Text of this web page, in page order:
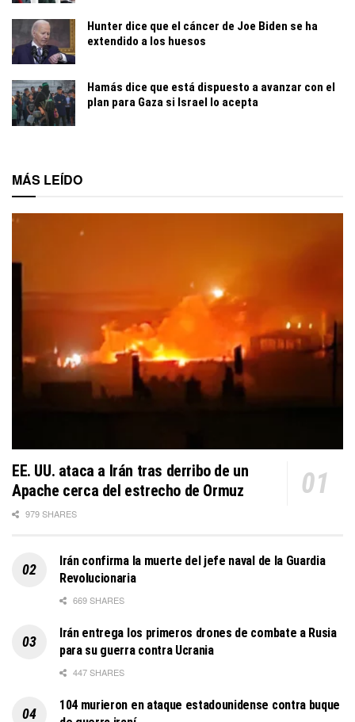
Hunter dice que el cáncer de Joe Biden se ha
extendido a los huesos
Hamás dice que está dispuesto a avanzar con el
plan para Gaza si Israel lo acepta
MÁS LEÍDO
EE. UU. ataca a Irán tras derribo de un
Apache cerca del estrecho de Ormuz
979 SHARES
Irán confirma la muerte del jefe naval de la Guardia
Revolucionaria
669 SHARES
Irán entrega los primeros drones de combate a Rusia
para su guerra contra Ucrania
447 SHARES
104 murieron en ataque estadounidense contra buque